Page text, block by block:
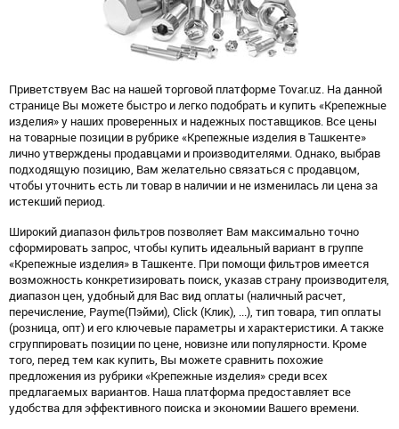
Приветствуем Вас на нашей торговой платформе Tovar.uz. На данной
странице Вы можете быстро и легко подобрать и купить «Крепежные
изделия» у наших проверенных и надежных поставщиков. Все цены
на товарные позиции в рубрике «Крепежные изделия в Ташкенте»
лично утверждены продавцами и производителями. Однако, выбрав
подходящую позицию, Вам желательно связаться с продавцом,
чтобы уточнить есть ли товар в наличии и не изменилась ли цена за
истекший период.
Широкий диапазон фильтров позволяет Вам максимально точно
сформировать запрос, чтобы купить идеальный вариант в группе
«Крепежные изделия» в Ташкенте. При помощи фильтров имеется
возможность конкретизировать поиск, указав страну производителя,
диапазон цен, удобный для Вас вид оплаты (наличный расчет,
перечисление, Payme(Пэйми), Click (Клик), ...), тип товара, тип оплаты
(розница, опт) и его ключевые параметры и характеристики. А также
сгруппировать позиции по цене, новизне или популярности. Кроме
того, перед тем как купить, Вы можете сравнить похожие
предложения из рубрики «Крепежные изделия» среди всех
предлагаемых вариантов. Наша платформа предоставляет все
удобства для эффективного поиска и экономии Вашего времени.